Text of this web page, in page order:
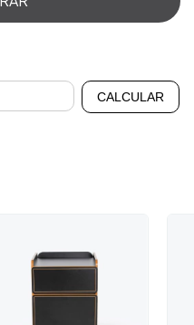
Alterar CEP
CALCULAR